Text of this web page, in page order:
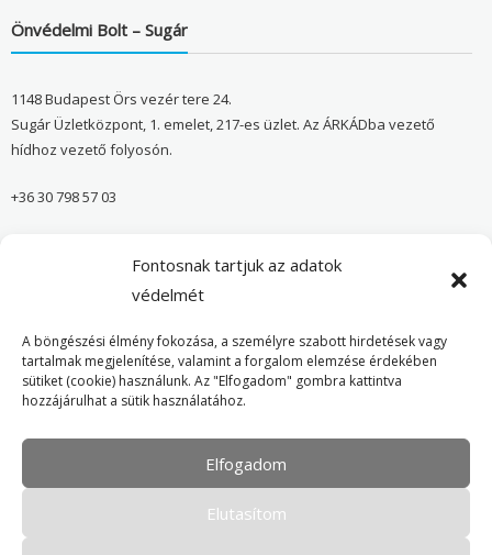
Fontosnak tartjuk az adatok
védelmét
A böngészési élmény fokozása, a személyre szabott hirdetések vagy
tartalmak megjelenítése, valamint a forgalom elemzése érdekében
sütiket (cookie) használunk. Az "Elfogadom" gombra kattintva
hozzájárulhat a sütik használatához.
Elfogadom
Elutasítom
Önvédelmi Bolt – Sugár
1148 Budapest Örs vezér tere 24.
Sugár Üzletközpont, 1. emelet, 217-es üzlet. Az ÁRKÁDba vezető
hídhoz vezető folyosón.
+36 30 798 57 03
Önvédelmi Bolt – Főoldal
Adatvédelmi tájékoztató